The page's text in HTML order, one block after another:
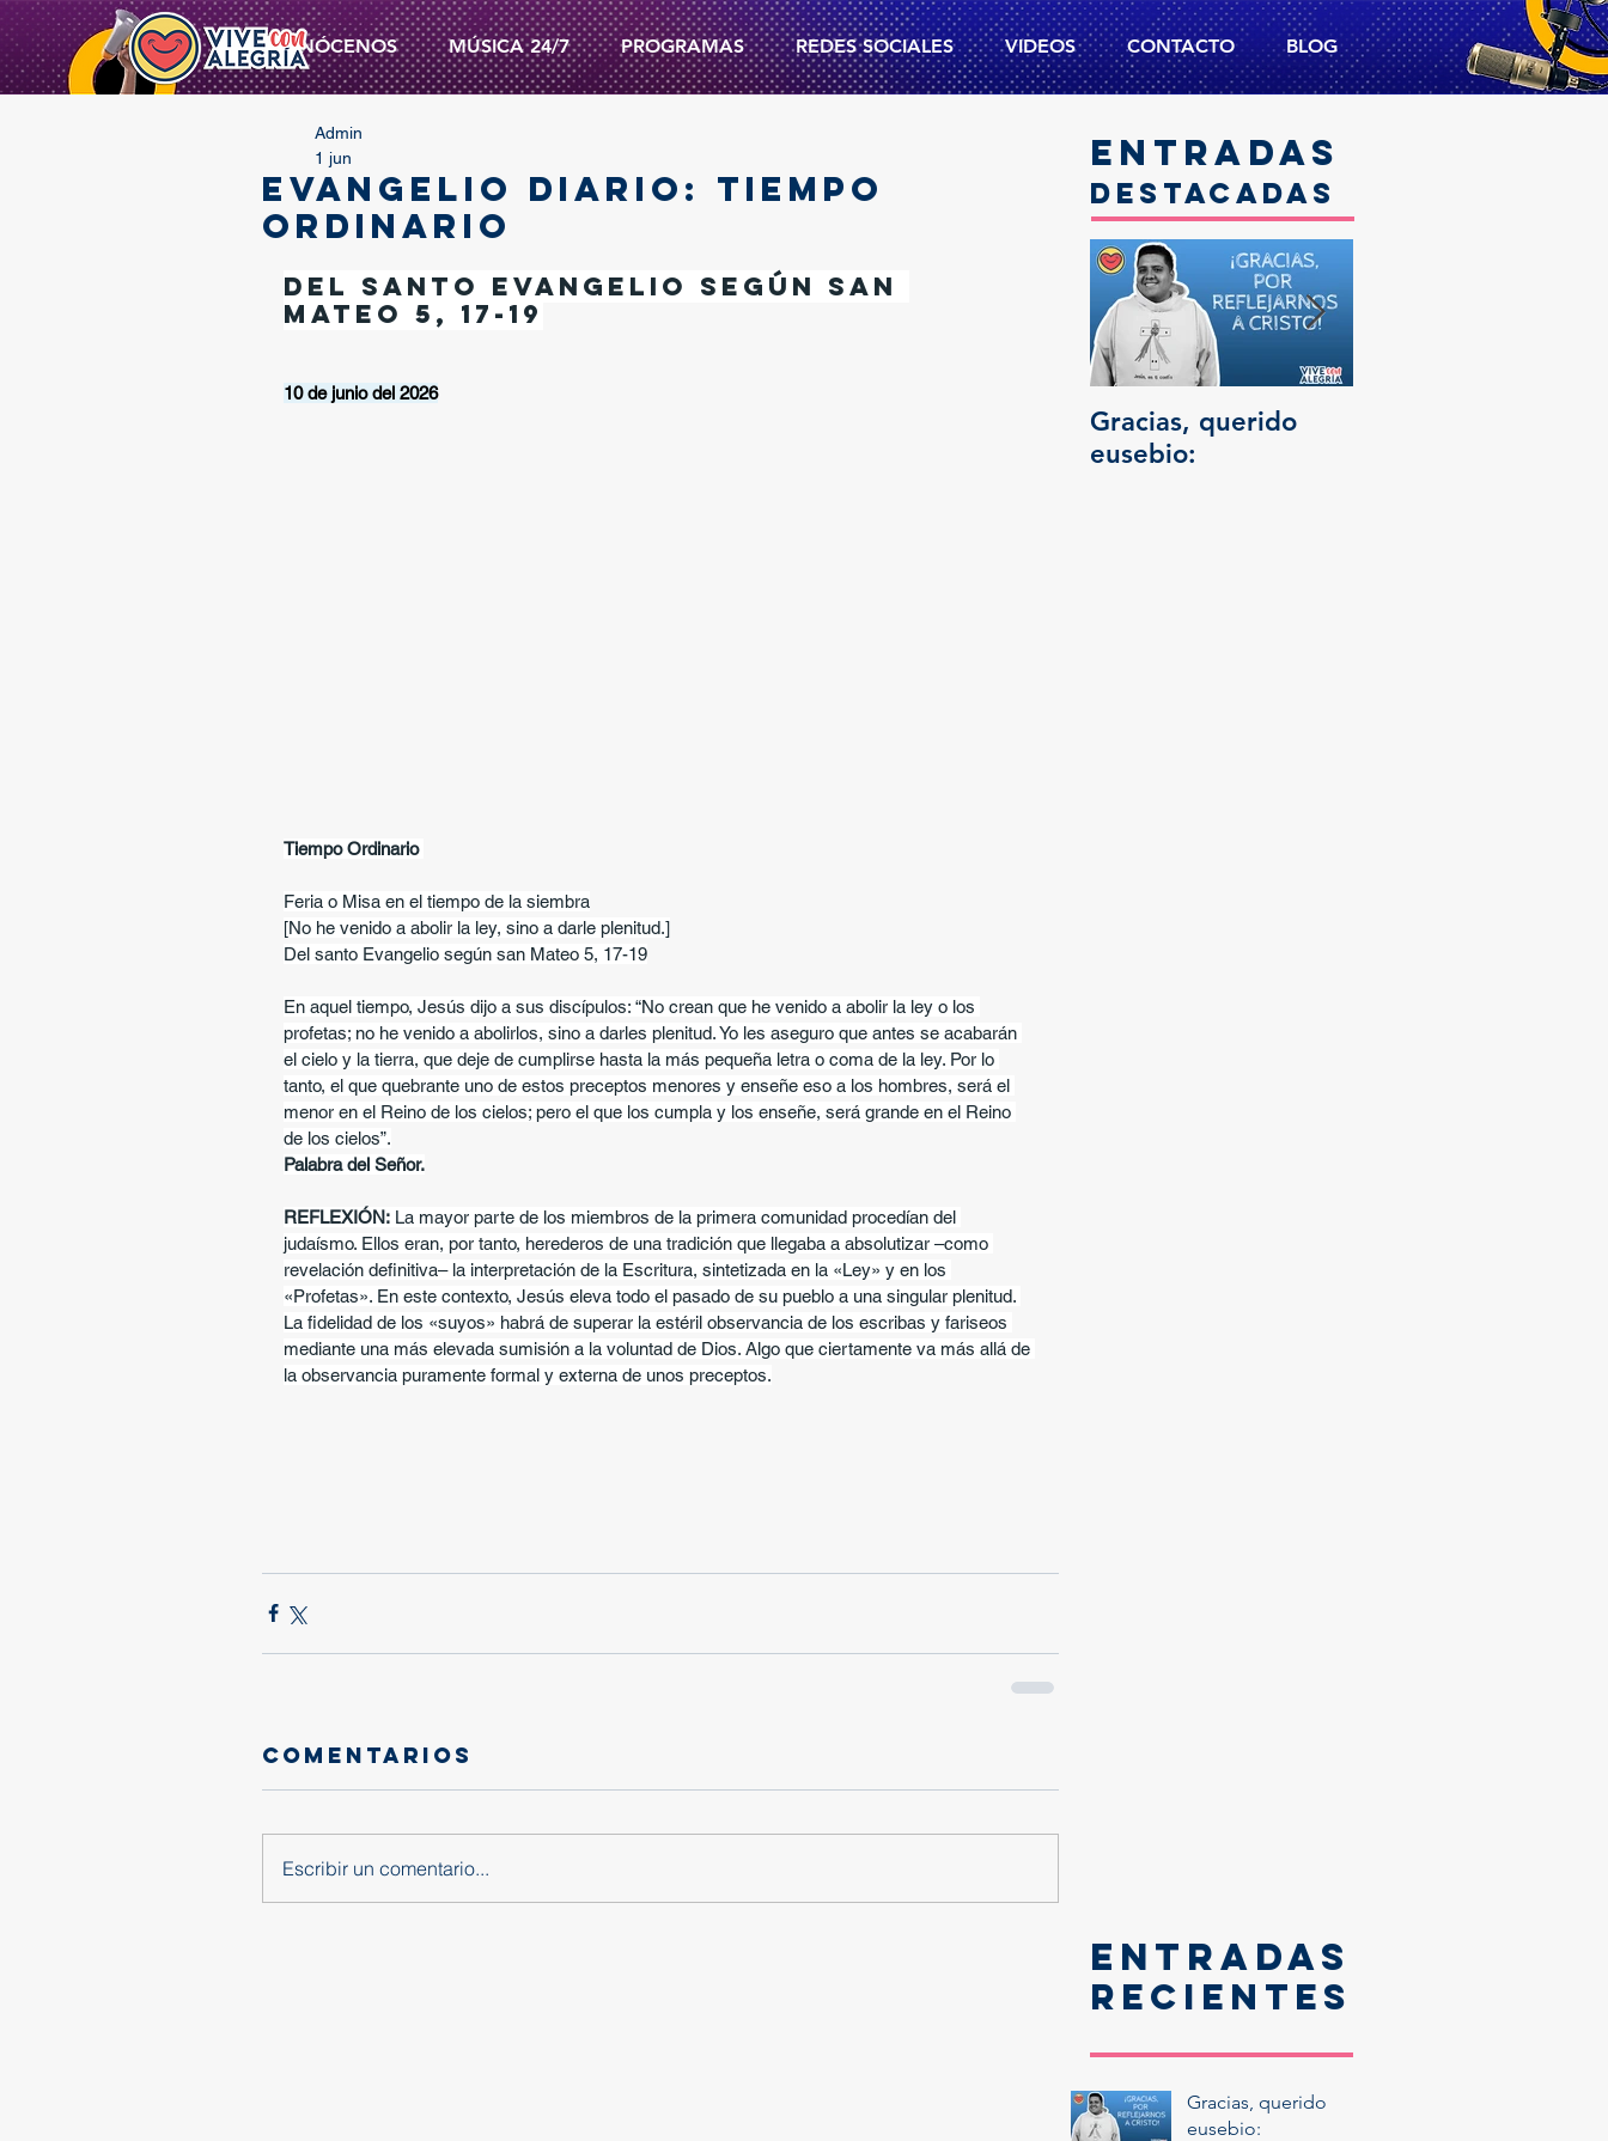
CONÓCENOS MÚSICA 24/7 PROGRAMAS REDES SOCIALES VIDEOS CONTACTO BLOG
EVANGELIO DIARIO: TIEMPO
ORDINARIO
Admin
1 jun
Del santo Evangelio según san
Mateo 5, 17-19
10 de junio del 2026
Tiempo Ordinario
Feria o Misa en el tiempo de la siembra
[No he venido a abolir la ley, sino a darle plenitud.]
Del santo Evangelio según san Mateo 5, 17-19
En aquel tiempo, Jesús dijo a sus discípulos: “No crean que he venido a abolir la ley o los
profetas; no he venido a abolirlos, sino a darles plenitud. Yo les aseguro que antes se acabarán
el cielo y la tierra, que deje de cumplirse hasta la más pequeña letra o coma de la ley. Por lo
tanto, el que quebrante uno de estos preceptos menores y enseñe eso a los hombres, será el
menor en el Reino de los cielos; pero el que los cumpla y los enseñe, será grande en el Reino
de los cielos”.
Palabra del Señor.
REFLEXIÓN: La mayor parte de los miembros de la primera comunidad procedían del
judaísmo. Ellos eran, por tanto, herederos de una tradición que llegaba a absolutizar –como
revelación definitiva– la interpretación de la Escritura, sintetizada en la «Ley» y en los
«Profetas». En este contexto, Jesús eleva todo el pasado de su pueblo a una singular plenitud.
La fidelidad de los «suyos» habrá de superar la estéril observancia de los escribas y fariseos
mediante una más elevada sumisión a la voluntad de Dios. Algo que ciertamente va más allá de
la observancia puramente formal y externa de unos preceptos.
Comentarios
Escribir un comentario...
Entradas
destacadas
Gracias, querido
eusebio:
Entradas
recientes
Gracias, querido
eusebio: